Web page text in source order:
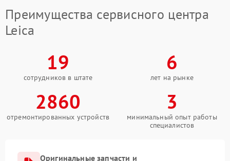
Преимущества сервисного центра
Leica
19
сотрудников в штате
6
лет на рынке
2860
отремонтированных устройств
3
минимальный опыт работы
специалистов
Оригинальные запчасти и